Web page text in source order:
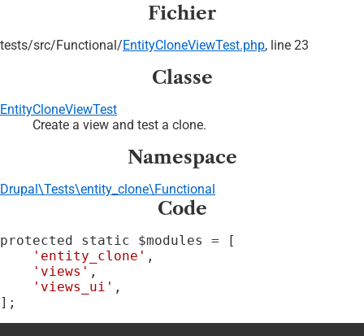
Fichier
tests/src/Functional/EntityCloneViewTest.php, line 23
Classe
EntityCloneViewTest
Create a view and test a clone.
Namespace
Drupal\Tests\entity_clone\Functional
Code
protected static $modules = [
'entity_clone' ,
'views' ,
'views_ui' ,
];